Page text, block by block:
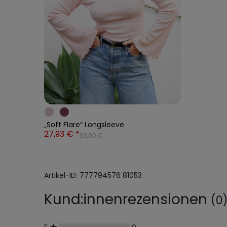
„Soft Flare“ Longsleeve
27,93 € *39,90 €
Artikel-ID: 777794576 81053
Kund:innenrezensionen